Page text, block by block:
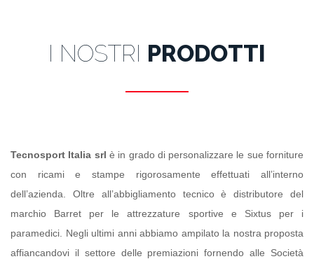
I NOSTRI PRODOTTI
Tecnosport Italia srl è in grado di personalizzare le sue forniture
con ricami e stampe rigorosamente effettuati all’interno
dell’azienda. Oltre all’abbigliamento tecnico è distributore del
marchio Barret per le attrezzature sportive e Sixtus per i
paramedici. Negli ultimi anni abbiamo ampilato la nostra proposta
affiancandovi il settore delle premiazioni fornendo alle Società